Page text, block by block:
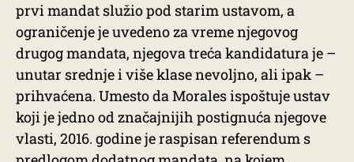
prvi mandat služio pod starim ustavom, a
ograničenje je uvedeno za vreme njegovog
drugog mandata, njegova treća kandidatura je –
unutar srednje i više klase nevoljno, ali ipak –
prihvaćena. Umesto da Morales ispoštuje ustav
koji je jedno od značajnijih postignuća njegove
vlasti, 2016. godine je raspisan referendum s